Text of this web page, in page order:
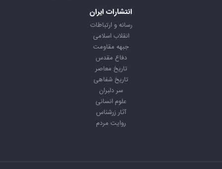
انتشارات ایران
رسانه و ارتباطات
انقلاب اسلامی
جبهه مقاومت
دفاع مقدس
تاریخ معاصر
تاریخ شفاهی
سر دلبران
علوم انسانی
آثار زرشناس
روایت مردم